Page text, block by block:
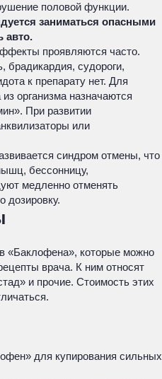
половой функции.
заниматься опасными
авто.
проявляются часто.
брадикардия, судороги,
к препарату нет. Для
организма назначаются
При развитии
или
синдром отмены, что
бессонницу,
медленно отменять
дозировку.
«Баклофена», которые можно
врача. К ним относят
и прочие. Стоимость этих
для купирования сильных